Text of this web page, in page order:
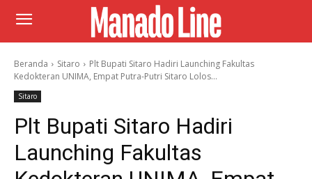
Beranda Sitaro
Plt Bupati Sitaro Hadiri Launching Fakultas
Kedokteran UNIMA, Empat Putra-Putri Sitaro Lolos...
Sitaro
Plt Bupati Sitaro Hadiri
Launching Fakultas